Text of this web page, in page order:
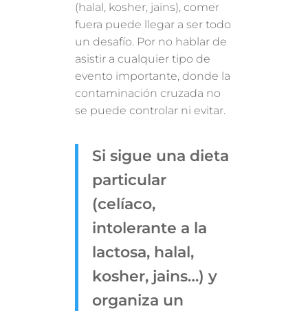
(halal, kosher, jains), comer
fuera puede llegar a ser todo
un desafío. Por no hablar de
asistir a cualquier tipo de
evento importante, donde la
contaminación cruzada no
se puede controlar ni evitar.
Si sigue una dieta
particular
(celíaco,
intolerante a la
lactosa, halal,
kosher, jains…) y
organiza un